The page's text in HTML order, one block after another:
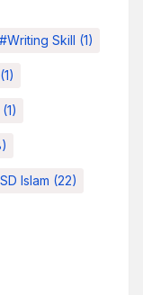
#Writing Skill (1)
(1)
(1)
SD Islam (22)